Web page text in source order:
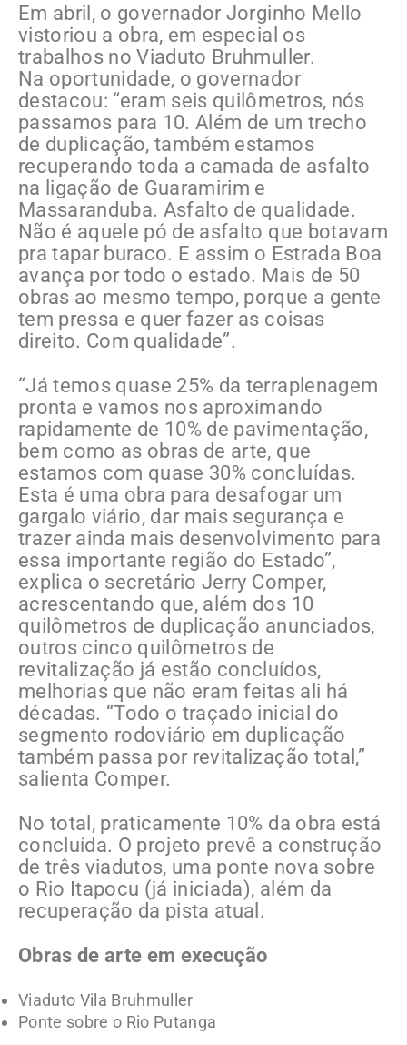
Em abril, o governador Jorginho Mello
vistoriou a obra, em especial os
trabalhos no Viaduto Bruhmuller.
Na oportunidade, o governador
destacou: “eram seis quilômetros, nós
passamos para 10. Além de um trecho
de duplicação, também estamos
recuperando toda a camada de asfalto
na ligação de Guaramirim e
Massaranduba. Asfalto de qualidade.
Não é aquele pó de asfalto que botavam
pra tapar buraco. E assim o Estrada Boa
avança por todo o estado. Mais de 50
obras ao mesmo tempo, porque a gente
tem pressa e quer fazer as coisas
direito. Com qualidade”.
“Já temos quase 25% da terraplenagem
pronta e vamos nos aproximando
rapidamente de 10% de pavimentação,
bem como as obras de arte, que
estamos com quase 30% concluídas.
Esta é uma obra para desafogar um
gargalo viário, dar mais segurança e
trazer ainda mais desenvolvimento para
essa importante região do Estado”,
explica o secretário Jerry Comper,
acrescentando que, além dos 10
quilômetros de duplicação anunciados,
outros cinco quilômetros de
revitalização já estão concluídos,
melhorias que não eram feitas ali há
décadas. “Todo o traçado inicial do
segmento rodoviário em duplicação
também passa por revitalização total,”
salienta Comper.
No total, praticamente 10% da obra está
concluída. O projeto prevê a construção
de três viadutos, uma ponte nova sobre
o Rio Itapocu (já iniciada), além da
recuperação da pista atual.
Obras de arte em execução
Viaduto Vila Bruhmuller
Ponte sobre o Rio Putanga